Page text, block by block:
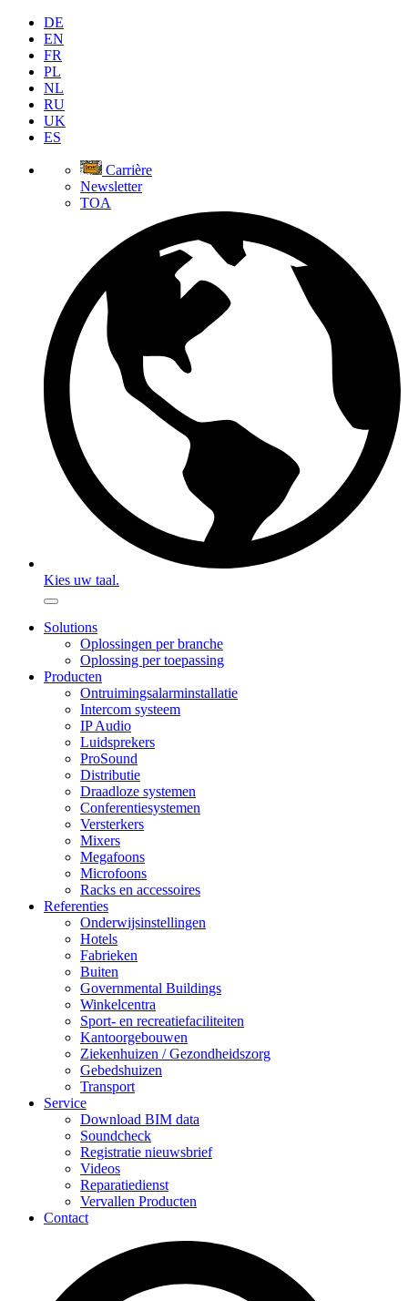
DE
EN
FR
PL
NL
RU
UK
ES
Carrière
Newsletter
TOA
Kies uw taal.
Solutions
Oplossingen per branche
Oplossing per toepassing
Producten
Ontruimingsalarminstallatie
Intercom systeem
IP Audio
Luidsprekers
ProSound
Distributie
Draadloze systemen
Conferentiesystemen
Versterkers
Mixers
Megafoons
Microfoons
Racks en accessoires
Referenties
Onderwijsinstellingen
Hotels
Fabrieken
Buiten
Governmental Buildings
Winkelcentra
Sport- en recreatiefaciliteiten
Kantoorgebouwen
Ziekenhuizen / Gezondheidszorg
Gebedshuizen
Transport
Service
Download BIM data
Soundcheck
Registratie nieuwsbrief
Videos
Reparatiedienst
Vervallen Producten
Contact